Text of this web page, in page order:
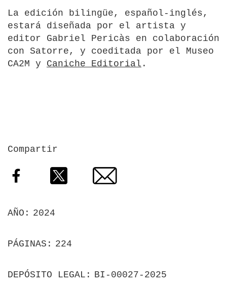
La edición bilingüe, español-inglés,
estará diseñada por el artista y
editor Gabriel Pericàs en colaboración
con Satorre, y coeditada por el Museo
CA2M y Caniche Editorial .
Compartir
Facebook Twitter Email
AÑO 2024
PÁGINAS 224
DEPÓSITO LEGAL BI-00027-2025